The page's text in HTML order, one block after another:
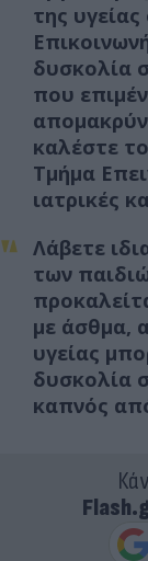
της
δυσκολία
που
καλέστε
Τμήμα
ιατρικές
Λάβετε
των
με άσθμα,
υγείας
δυσκολία
καπνός